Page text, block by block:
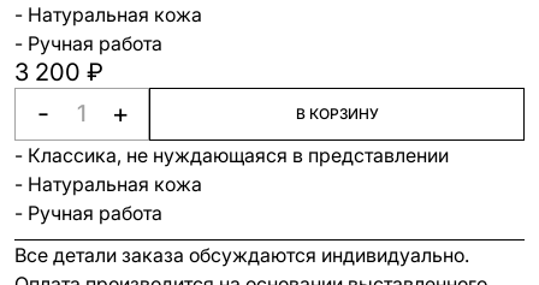
- Натуральная кожа
- Ручная работа
3 200 ₽
- + В КОРЗИНУ
- Классика, не нуждающаяся в представлении
- Натуральная кожа
- Ручная работа
Все детали заказа обсуждаются индивидуально.